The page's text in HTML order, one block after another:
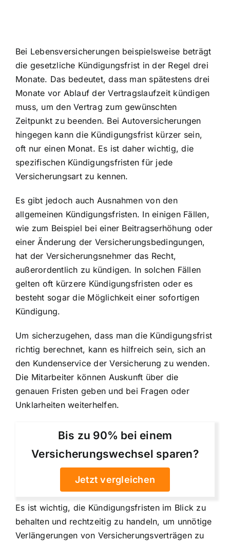
Bei Lebensversicherungen beispielsweise beträgt
die gesetzliche Kündigungsfrist in der Regel drei
Monate. Das bedeutet, dass man spätestens drei
Monate vor Ablauf der Vertragslaufzeit kündigen
muss, um den Vertrag zum gewünschten
Zeitpunkt zu beenden. Bei Autoversicherungen
hingegen kann die Kündigungsfrist kürzer sein,
oft nur einen Monat. Es ist daher wichtig, die
spezifischen Kündigungsfristen für jede
Versicherungsart zu kennen.
Es gibt jedoch auch Ausnahmen von den
allgemeinen Kündigungsfristen. In einigen Fällen,
wie zum Beispiel bei einer Beitragserhöhung oder
einer Änderung der Versicherungsbedingungen,
hat der Versicherungsnehmer das Recht,
außerordentlich zu kündigen. In solchen Fällen
gelten oft kürzere Kündigungsfristen oder es
besteht sogar die Möglichkeit einer sofortigen
Kündigung.
Um sicherzugehen, dass man die Kündigungsfrist
richtig berechnet, kann es hilfreich sein, sich an
den Kundenservice der Versicherung zu wenden.
Die Mitarbeiter können Auskunft über die
genauen Fristen geben und bei Fragen oder
Unklarheiten weiterhelfen.
Bis zu 90% bei einem
Versicherungswechsel sparen?
Jetzt vergleichen
Es ist wichtig, die Kündigungsfristen im Blick zu
behalten und rechtzeitig zu handeln, um unnötige
Verlängerungen von Versicherungsverträgen zu